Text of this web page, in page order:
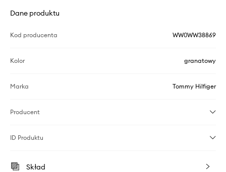
Dane produktu
Kod producenta WW0WW38869
Kolor granatowy
Marka Tommy Hilfiger
Producent
ID Produktu
Skład